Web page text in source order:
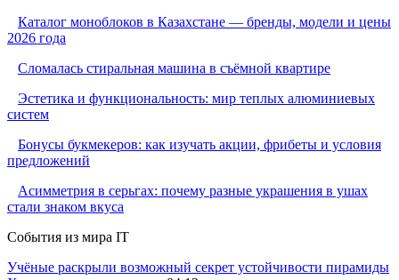
Каталог моноблоков в Казахстане — бренды, модели и цены
2026 года
Сломалась стиральная машина в съёмной квартире
Эстетика и функциональность: мир теплых алюминиевых
систем
Бонусы букмекеров: как изучать акции, фрибеты и условия
предложений
Асимметрия в серьгах: почему разные украшения в ушах
стали знаком вкуса
События из мира IT
Учёные раскрыли возможный секрет устойчивости пирамиды